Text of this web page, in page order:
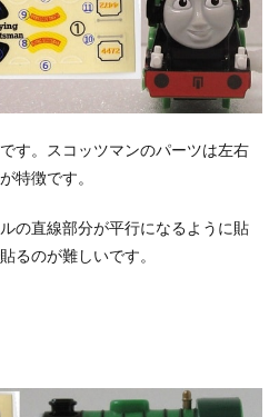
す。スコッツマンのパーツは左右
特徴です。
の直線部分が平行になるように貼
るのが難しいです。